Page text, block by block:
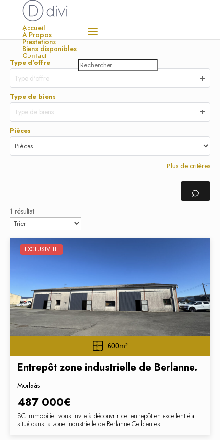
Accueil
À Propos
Prestations
Biens disponibles
Contact
Type d'offre
Type d'offre
Type de biens
Type de biens
Pièces
Plus de critères
⌕
1 résultat
EXCLUSIVITE
600m²
Entrepôt zone industrielle de Berlanne.
Morlaàs
487 000€
SC Immobilier vous invite à découvrir cet entrepôt en excellent état
situé dans la zone industrielle de Berlanne.Ce bien est...